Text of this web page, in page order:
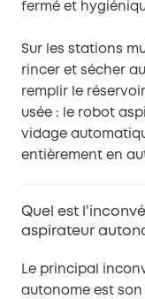
fermé et
Sur les stations
rincer et sécher
remplir le
usée : le robot
vidage
entièrement en
Quel est
aspirateur
Le principal
autonome est